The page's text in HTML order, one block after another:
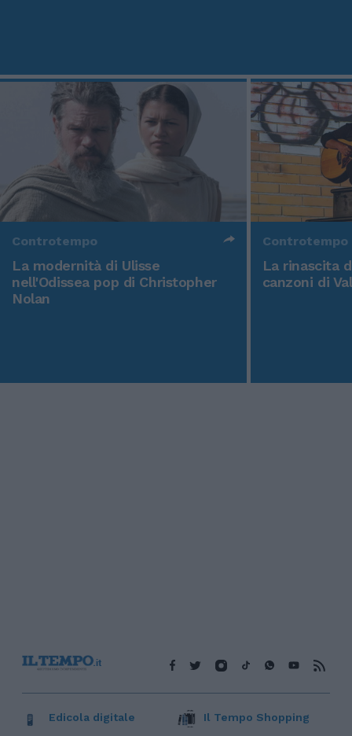
Controtempo
La modernità di Ulisse
nell'Odissea pop di Christopher
Nolan
Controtempo
La rinascita
canzoni di
Edicola digitale Il Tempo Shopping